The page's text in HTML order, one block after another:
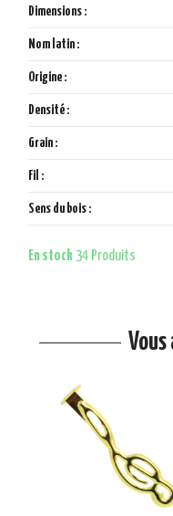
Dimensions :
Nom latin :
Origine :
Densité :
Grain :
Fil :
Sens du bois :
En stock 34 Produits
Vous